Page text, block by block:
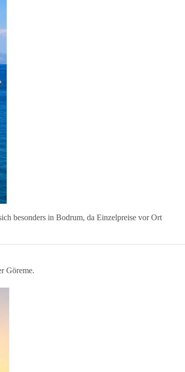
besonders in Bodrum, da Einzelpreise vor Ort
Göreme.